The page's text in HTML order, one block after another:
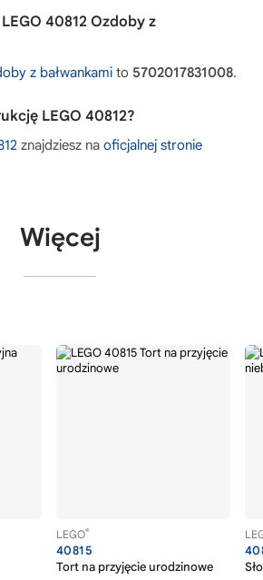
40812 Ozdoby z
z bałwankami to 5702017831008.
LEGO 40812?
znajdziesz na oficjalnej stronie
Więcej
LEGO®
40815
Tort na przyjęcie urodzinowe